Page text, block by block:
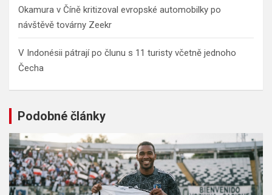
Okamura v Číně kritizoval evropské automobilky po
návštěvě továrny Zeekr
V Indonésii pátrají po člunu s 11 turisty včetně jednoho
Čecha
Podobné články